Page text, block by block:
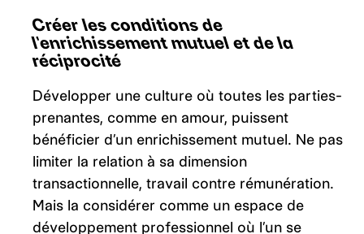
Créer les conditions de
l’enrichissement mutuel et de la
réciprocité
Développer une culture où toutes les parties-
prenantes, comme en amour, puissent
bénéficier d’un enrichissement mutuel. Ne pas
limiter la relation à sa dimension
transactionnelle, travail contre rémunération.
Mais la considérer comme un espace de
développement professionnel où l’un se